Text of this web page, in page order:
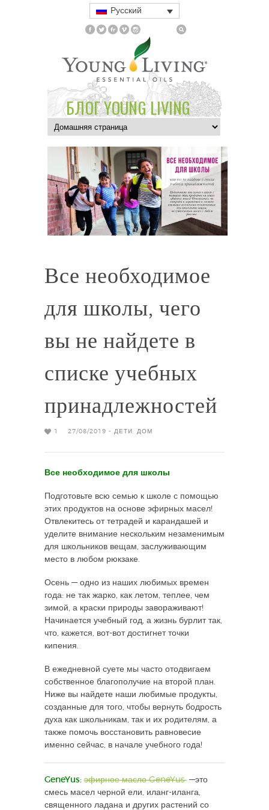
Русский
БЛОГ YOUNG LIVING
Все необходимое
для школы, чего
вы не найдете в
списке учебных
принадлежностей
1 27/08/2019 - ДЕТИ ДОМ
Все необходимое для школы
Подготовьте всю семью к школе с помощью
этих продуктов на основе эфирных масел!
Отвлекитесь от тетрадей и карандашей и
уделите внимание нескольким незаменимым
для школьников вещам, заслуживающим
место в любом рюкзаке.
Осень — одно из наших любимых времен
года: не так жарко, как летом, теплее, чем
зимой, а краски природы завораживают!
Начинается учебный год, а жизнь бурлит так,
что, кажется, вот-вот достигнет точки
кипения.
В ежедневной суете мы часто отодвигаем
собственное благополучие на второй план.
Ниже вы найдете наши любимые продукты,
созданные для того, чтобы вернуть бодрость
духа как школьникам, так и их родителям, а
также помочь восстановить равновесие
именно сейчас, в начале учебного года!
GeneYus: эфирное масло GeneYus —это
смесь масел черной ели, иланг-иланга,
священного ладана и других растений со